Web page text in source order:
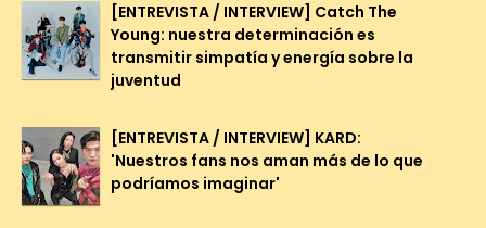
[ENTREVISTA / INTERVIEW] Catch The
Young: nuestra determinación es
transmitir simpatía y energía sobre la
juventud
[ENTREVISTA / INTERVIEW] KARD:
'Nuestros fans nos aman más de lo que
podríamos imaginar'